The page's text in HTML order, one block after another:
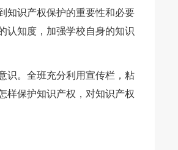
知识产权保护的重要性和必要
认知度，加强学校自身的知识
识。全班充分利用宣传栏，粘
样保护知识产权，对知识产权